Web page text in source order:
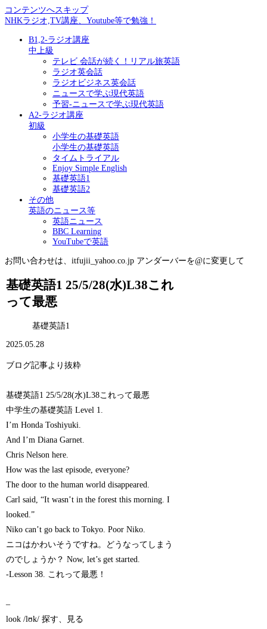
コンテンツへスキップ
NHKラジオ,TV講座、Youtube等で勉強！
B1,2-ラジオ講座
中上級
テレビ 会話が続く！リアル旅英語
ラジオ英会話
ラジオビジネス英会話
ニュースで学ぶ現代英語
予習-ニュースで学ぶ現代英語
A2-ラジオ講座
初級
小学生の基礎英語
小学生の基礎英語
タイムトライアル
Enjoy Simple English
基礎英語1
基礎英語2
その他
英語のニュース等
英語ニュース
BBC Learning
YouTubeで英語
お問い合わせは、itfujii_yahoo.co.jp アンダーバーを@に変更して
基礎英語1 25/5/28(水)L38これ
って最悪
基礎英語1
2025.05.28
ブログ記事より抜粋
基礎英語1 25/5/28(水)L38これって最悪
中学生の基礎英語 Level 1.
I’m Honda Toshiyuki.
And I’m Diana Garnet.
Chris Nelson here.
How was the last episode, everyone?
The door to the human world disappeared.
Carl said, “It wasn’t in the forest this morning. I
looked.”
Niko can’t go back to Tokyo. Poor Niko.
ニコはかわいそうですね。どうなってしまう
のでしょうか？ Now, let’s get started.
-Lesson 38. これって最悪！
–
look /lʊk/ 探す、見る